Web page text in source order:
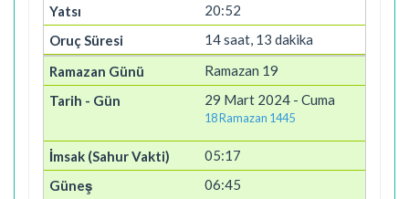
20:52
14 saat, 13 dakika
Ramazan 19
29 Mart 2024 - Cuma
18 Ramazan 1445
05:17
06:45